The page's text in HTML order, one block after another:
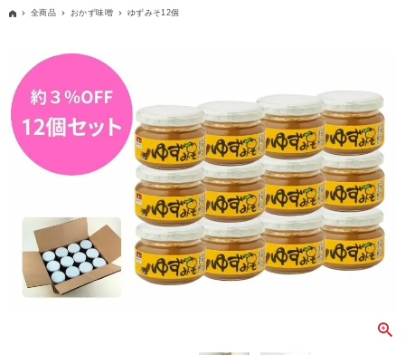
全商品 おかず味噌 ゆずみそ12個